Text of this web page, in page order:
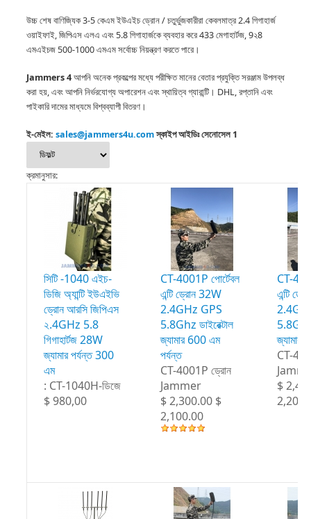
উচ্চ শেষ বাণিজ্যিক 3-5 কেএম ইউএইচ ড্রোন / চতুর্ভুজকারীরা কেবলমাত্র 2.4 গিগাহার্জ
ওয়াইফাই, জিপিএস এলএ এবং 5.8 গিগাহার্জকে ব্যবহার করে 433 মেগাহার্টজ, 9২8
এমএইচজ 500-1000 এমএম সর্বোচ্চ নিয়ন্ত্রণ করতে পারে।
Jammers 4আপনি অনেক প্রকল্পের মধ্যে পরীক্ষিত মানের বেতার প্রযুক্তি সরঞ্জাম উপলব্ধ
করা হয়, এবং আপনি নির্ভরযোগ্য অপারেশন এবং স্থায়িত্ব গ্যারান্টি। DHL, রপ্তানি এবং
পাইকারি দামের মাধ্যমে বিশ্বব্যাপী বিতরণ।
ই-মেইল: sales@jammers4u.comস্কাইপ আইডিঃ সেনােসেল 1
ক্রমানুসার:
সিটি -1040 এইচ-
ডিজি অ্যান্টি ইউএইভি
ড্রোন আরসি জিপিএস
২.4GHz 5.8
গিগাহার্টজ 28W
জ্যামার পর্যন্ত 300
এম
: CT-1040H-ডিজে
$ 980,00
CT-4001P পোর্টেবল
এন্টি ড্রোন 32W
2.4GHz GPS
5.8Ghz ডাইরেক্টাল
জ্যামার 600 এম
পর্যন্ত
CT-4001P ড্রোন
Jammer
$ 2,300.00 $
2,100.00
CT-
এন্টি
5.8Ghz
জ্যামার
CT-
$